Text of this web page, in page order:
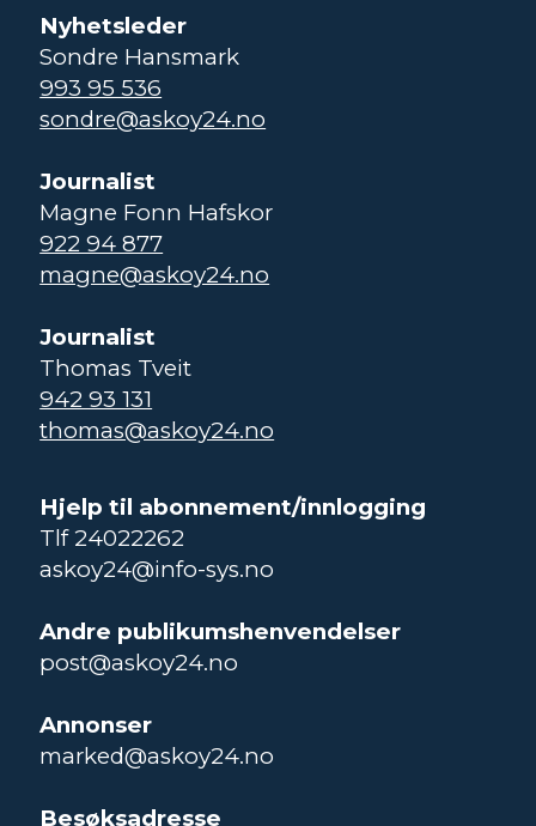
Nyhetsleder
Sondre Hansmark
993 95 536
sondre@askoy24.no
Journalist
Magne Fonn Hafskor
922 94 877
magne@askoy24.no
Journalist
Thomas Tveit
942 93 131
thomas@askoy24.no
Hjelp til abonnement/innlogging
Tlf 24022262
askoy24@info-sys.no
Andre publikumshenvendelser
post@askoy24.no
Annonser
marked@askoy24.no
Besøksadresse